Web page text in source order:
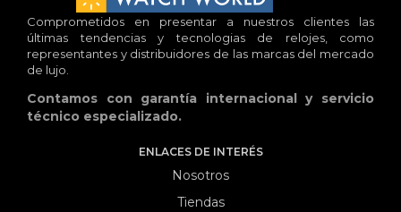
Comprometidos en presentar a nuestros clientes las
últimas tendencias y tecnologias de relojes, como
representantes y distribuidores de las marcas del mercado
de lujo.
Contamos con garantía internacional y servicio
técnico especializado.
ENLACES DE INTERÉS
Nosotros
Tiendas